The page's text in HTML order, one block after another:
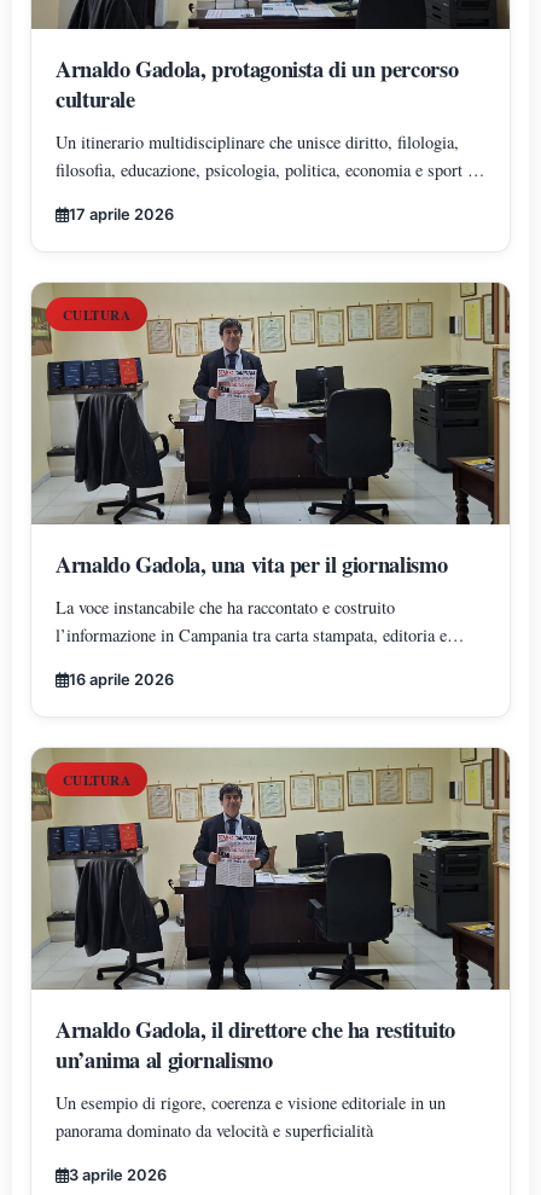
Arnaldo Gadola, protagonista di un percorso
culturale
Un itinerario multidisciplinare che unisce diritto, filologia,
filosofia, educazione, psicologia, politica, economia e sport in
17 aprile 2026
CULTURA
Arnaldo Gadola, una vita per il giornalismo
La voce instancabile che ha raccontato e costruito
l’informazione in Campania tra carta stampata, editoria e
16 aprile 2026
CULTURA
Arnaldo Gadola, il direttore che ha restituito
un’anima al giornalismo
Un esempio di rigore, coerenza e visione editoriale in un
panorama dominato da velocità e superficialità
3 aprile 2026